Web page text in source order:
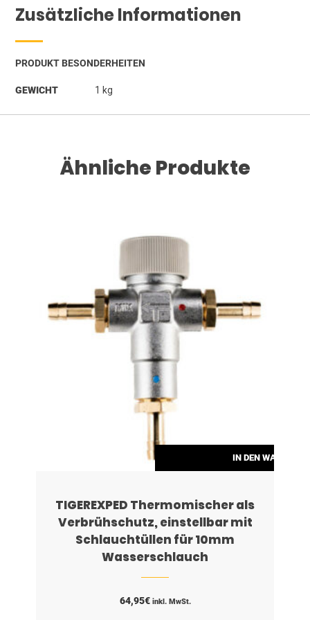
Zusätzliche Informationen
PRODUKT BESONDERHEITEN
GEWICHT 1 kg
Ähnliche Produkte
IN DEN
TIGEREXPED Thermomischer als
Verbrühschutz, einstellbar mit
Schlauchtüllen für 10mm
Wasserschlauch
64,95€ inkl. MwSt.